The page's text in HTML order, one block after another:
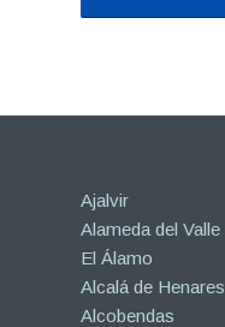
Ajalvir
Alameda del Valle
El Álamo
Alcalá de Henares
Alcobendas